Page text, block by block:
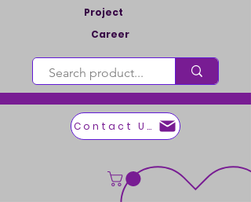
Career
Contact Us
Project